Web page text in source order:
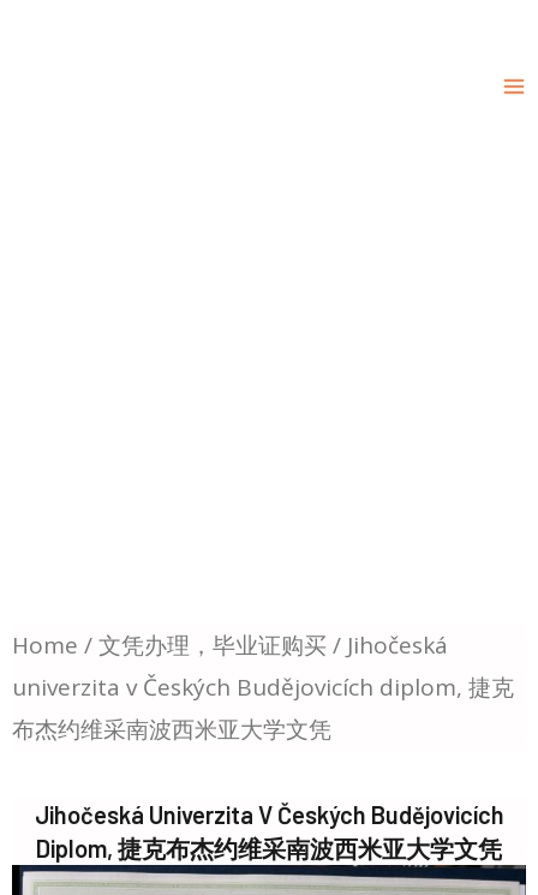
我们致力于提供全球高水平的文凭打印与证
Home /文凭办理，毕业证购买 / Jihočeská
univerzita v Českých Budějovicích diplom, 捷克
布杰约维采南波西米亚大学文凭
Jihočeská Univerzita V Českých Budějovicích
Diplom, 捷克布杰约维采南波西米亚大学文凭